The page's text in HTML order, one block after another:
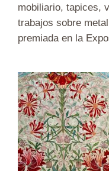
mobiliario, tapices,
trabajos sobre
premiada en la